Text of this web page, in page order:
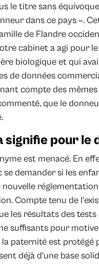
le titre sans
dans ce pays ».
de Flandre
cabinet a agi pour
biologique et qui
de données
compte des
que le
pour le
est menacé. En
se demander si les
Compte tenu de
les résultats des
suffisants pour
paternité est protégé
déjà d'une base